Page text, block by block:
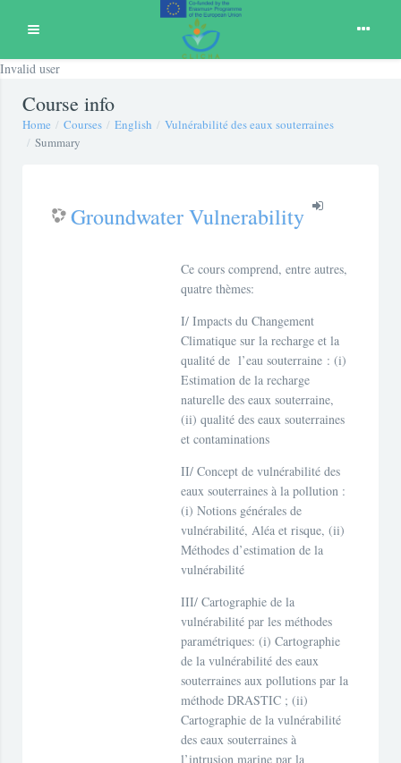
Invalid user
Expand
Course info
Home Courses English
Vulnérabilité des eaux souterraines
Summary
Groundwater Vulnerability
Ce cours comprend, entre autres,
quatre thèmes:
I/ Impacts du Changement
Climatique sur la recharge et la
qualité de l’eau souterraine : (i)
Estimation de la recharge
naturelle des eaux souterraine,
(ii) qualité des eaux souterraines
et contaminations
II/ Concept de vulnérabilité des
eaux souterraines à la pollution :
(i) Notions générales de
vulnérabilité, Aléa et risque, (ii)
Méthodes d’estimation de la
vulnérabilité
III/ Cartographie de la
vulnérabilité par les méthodes
paramétriques: (i) Cartographie
de la vulnérabilité des eaux
souterraines aux pollutions par la
méthode DRASTIC ; (ii)
Cartographie de la vulnérabilité
des eaux souterraines à
l’intrusion marine par la